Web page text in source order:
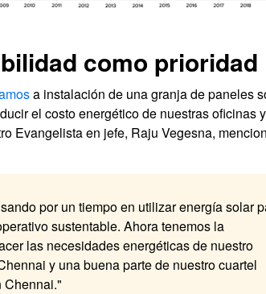
como prioridad
a instalación de una granja de paneles
el costo energético de nuestras oficinas y
Evangelista en jefe, Raju Vegesna,
por un tiempo en utilizar energía solar
sustentable. Ahora tenemos la
las necesidades energéticas de nuestro
y una buena parte de nuestro cuartel
Chennai."